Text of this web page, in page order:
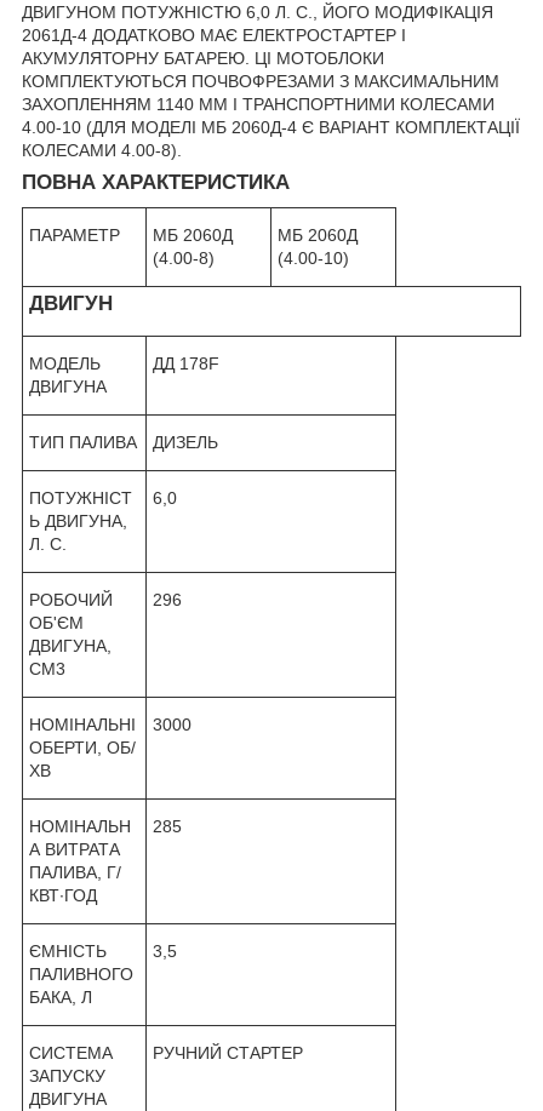
ДВИГУНОМ ПОТУЖНІСТЮ 6,0 Л. С., ЙОГО МОДИФІКАЦІЯ
2061Д-4 ДОДАТКОВО МАЄ ЕЛЕКТРОСТАРТЕР І
АКУМУЛЯТОРНУ БАТАРЕЮ. ЦІ МОТОБЛОКИ
КОМПЛЕКТУЮТЬСЯ ПОЧВОФРЕЗАМИ З МАКСИМАЛЬНИМ
ЗАХОПЛЕННЯМ 1140 ММ І ТРАНСПОРТНИМИ КОЛЕСАМИ
4.00-10 (ДЛЯ МОДЕЛІ МБ 2060Д-4 Є ВАРІАНТ КОМПЛЕКТАЦІЇ
КОЛЕСАМИ 4.00-8).
ПОВНА ХАРАКТЕРИСТИКА
ПАРАМЕТР
МБ 2060Д
(4.00-8)
МБ 2060Д
(4.00-10)
ДВИГУН
МОДЕЛЬ
ДВИГУНА
ДД 178F
ТИП ПАЛИВА ДИЗЕЛЬ
ПОТУЖНІСТ
Ь ДВИГУНА,
Л. С.
6,0
РОБОЧИЙ
ОБ'ЄМ
ДВИГУНА,
СМ3
296
НОМІНАЛЬНІ
ОБЕРТИ, ОБ/
ХВ
3000
НОМІНАЛЬН
А ВИТРАТА
ПАЛИВА, Г/
КВТ∙ГОД
285
ЄМНІСТЬ
ПАЛИВНОГО
БАКА, Л
3,5
СИСТЕМА
ЗАПУСКУ
ДВИГУНА
РУЧНИЙ СТАРТЕР